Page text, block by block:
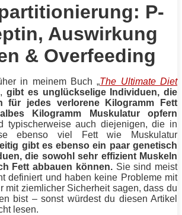
P-
Auswirkung
& Overfeeding
in meinem Buch „The Ultimate Diet
gibt es unglückselige Individuen, die
für jedes verlorene Kilogramm
Fett
Kilogramm Muskulatur opfern
typischerweise auch diejenigen, die in
ebenso viel
Fettwie Muskulatur
gibt es ebenso ein paar genetisch
die sowohl sehr effizient Muskeln
Fett abbauen können.Sie sind meist
definiert und haben keine Probleme mit
mit ziemlicher Sicherheit sagen, dass du
bist – sonst würdest du diesen Artikel
lesen.